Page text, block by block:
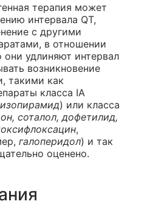
терапия может
интервала QT,
с другими
в отношении
они удлиняют интервал
возникновение
такими как
класса IA
) или класса
соталол, дофетилид,
,
галоперидол) и так
оценено.